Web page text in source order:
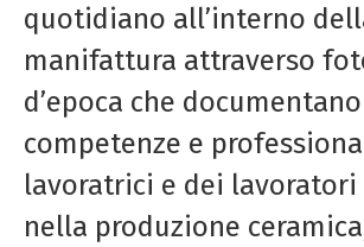
quotidiano all’interno
manifattura attraverso
d’epoca che
competenze e
lavoratrici e dei
nella produzione